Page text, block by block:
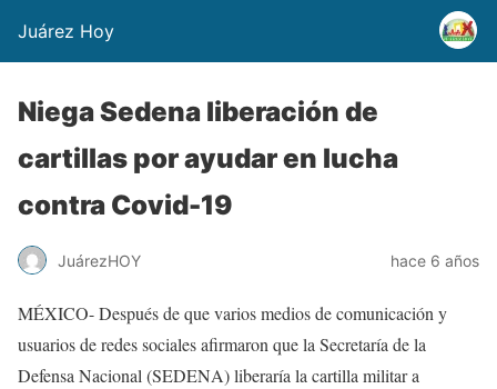
Juárez Hoy
Niega Sedena liberación de
cartillas por ayudar en lucha
contra Covid-19
JuárezHOY hace 6 años
MÉXICO- Después de que varios medios de comunicación y
usuarios de redes sociales afirmaron que la Secretaría de la
Defensa Nacional (SEDENA) liberaría la cartilla militar a